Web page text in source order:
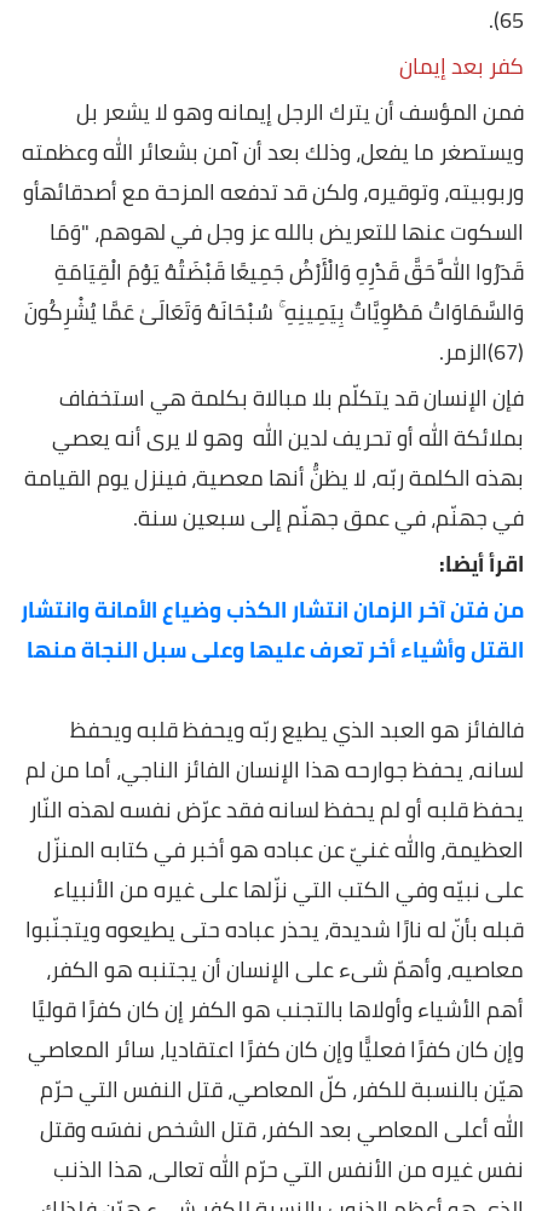
65).
كفر بعد إيمان
فمن المؤسف أن يترك الرجل إيمانه وهو لا يشعر بل
ويستصغر ما يفعل، وذلك بعد أن آمن بشعائر الله وعظمته
وربوبيته، وتوقيره، ولكن قد تدفعه المزحة مع أصدقائهأو
السكوت عنها للتعريض بالله عز وجل في لهوهم، "وَمَا
قَدَرُوا اللَّهَ حَقَّ قَدْرِهِ وَالْأَرْضُ جَمِيعًا قَبْضَتُهُ يَوْمَ الْقِيَامَةِ
وَالسَّمَاوَاتُ مَطْوِيَّاتٌ بِيَمِينِهِ ۚ سُبْحَانَهُ وَتَعَالَىٰ عَمَّا يُشْرِكُونَ
(67)الزمر.
فإن الإنسان قد يتكلّم بلا مبالاة بكلمة هي استخفاف
بملائكة الله أو تحريف لدين الله وهو لا يرى أنه يعصي
بهذه الكلمة ربّه، لا يظنُّ أنها معصية، فينزل يوم القيامة
في جهنّم، في عمق جهنّم إلى سبعين سنة.
اقرأ أيضا:
من فتن آخر الزمان انتشار الكذب وضياع الأمانة وانتشار
القتل وأشياء أخر تعرف عليها وعلى سبل النجاة منها
فالفائز هو العبد الذي يطيع ربّه ويحفظ قلبه ويحفظ
لسانه، يحفظ جوارحه هذا الإنسان الفائز الناجي، أما من لم
يحفظ قلبه أو لم يحفظ لسانه فقد عرّض نفسه لهذه النّار
العظيمة، والله غنيّ عن عباده هو أخبر في كتابه المنزّل
على نبيّه وفي الكتب التي نزّلها على غيره من الأنبياء
قبله بأنّ له نارًا شديدة، يحذر عباده حتى يطيعوه ويتجنّبوا
معاصيه، وأهمّ شىء على الإنسان أن يجتنبه هو الكفر،
أهم الأشياء وأولاها بالتجنب هو الكفر إن كان كفرًا قوليًا
وإن كان كفرًا فعليًّا وإن كان كفرًا اعتقاديا، سائر المعاصي
هيّن بالنسبة للكفر، كلّ المعاصي، قتل النفس التي حرّم
الله أعلى المعاصي بعد الكفر، قتل الشخص نفسَه وقتل
نفس غيره من الأنفس التي حرّم الله تعالى، هذا الذنب